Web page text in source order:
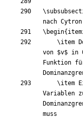
nach
\begin{
\item
von $v$ in
Funktion
\item
Variablen